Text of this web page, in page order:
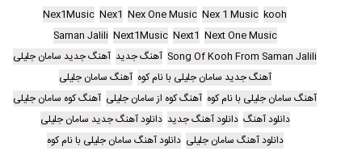
kooh
Nex 1 Music
Nex One Music
Nex1
Nex1Music
Next One Music
Next1
Next1Music
Saman Jalili
Song Of Kooh From Saman Jalili آهنگ جدید آهنگ جدید سامان جلیلی
آهنگ جدید سامان جلیلی با نام کوه آهنگ سامان جلیلی
آهنگ سامان جلیلی با نام کوه آهنگ کوه از سامان جلیلی آهنگ کوه سامان جلیلی
دانلود آهنگ دانلود آهنگ جدید دانلود آهنگ جدید سامان جلیلی
دانلود آهنگ سامان جلیلی دانلود آهنگ سامان جلیلی با نام کوه